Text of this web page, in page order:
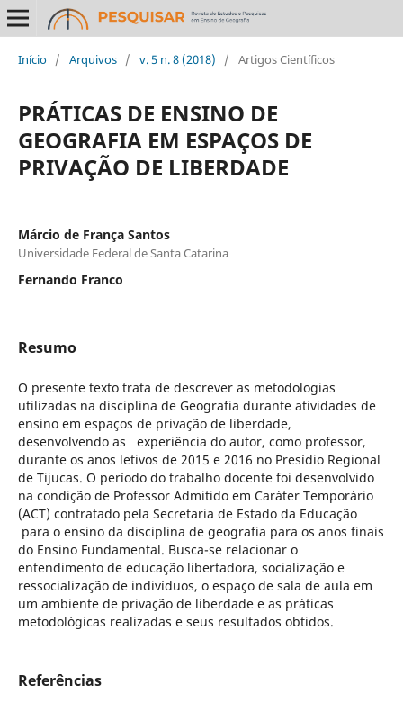
Início / Arquivos / v. 5 n. 8 (2018) / Artigos Científicos
PRÁTICAS DE ENSINO DE
GEOGRAFIA EM ESPAÇOS DE
PRIVAÇÃO DE LIBERDADE
Márcio de França Santos
Universidade Federal de Santa Catarina
Fernando Franco
Resumo
O presente texto trata de descrever as metodologias
utilizadas na disciplina de Geografia durante atividades de
ensino em espaços de privação de liberdade,
desenvolvendo as experiência do autor, como professor,
durante os anos letivos de 2015 e 2016 no Presídio Regional
de Tijucas. O período do trabalho docente foi desenvolvido
na condição de Professor Admitido em Caráter Temporário
(ACT) contratado pela Secretaria de Estado da Educação
para o ensino da disciplina de geografia para os anos finais
do Ensino Fundamental. Busca-se relacionar o
entendimento de educação libertadora, socialização e
ressocialização de indivíduos, o espaço de sala de aula em
um ambiente de privação de liberdade e as práticas
metodológicas realizadas e seus resultados obtidos.
Referências